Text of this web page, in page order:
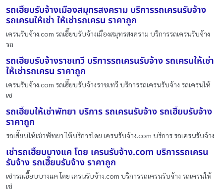
รถเฮี๊ยบรับจ้างเมืองสมุทรสงคราม บริการรถเครนรับจ้าง
รถเครนให้เช่า ให้เช่ารถเครน ราคาถูก
เครนรับจ้าง.com รถเฮี๊ยบรับจ้างเมืองสมุทรสงคราม บริการรถเครนรับจ้าง
รถ
รถเฮี๊ยบรับจ้างราชเทวี บริการรถเครนรับจ้าง รถเครนให้เช่า
ให้เช่ารถเครน ราคาถูก
เครนรับจ้าง.com รถเฮี๊ยบรับจ้างราชเทวี บริการรถเครนรับจ้าง รถเครนให้
เช
รถเฮี๊ยบให้เช่าพัทยา บริการ รถเครนรับจ้าง รถเฮี๊ยบรับจ้าง
ราคาถูก
รถเฮี๊ยบให้เช่าพัทยา ให้บริการโดย เครนรับจ้าง.com บริการ รถเครนรับจ้าง
เช่ารถเฮี๊ยบบางแค โดย เครนรับจ้าง.com บริการรถเครน
รับจ้าง รถเฮี๊ยบรับจ้าง ราคาถูก
เช่ารถเฮี๊ยบบางแค โดย เครนรับจ้าง.com บริการรถเครนรับจ้าง รถเครนให้
เช่